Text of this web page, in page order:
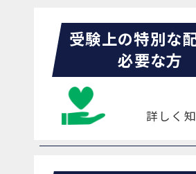
受験上の特別な
必要な方
詳しく